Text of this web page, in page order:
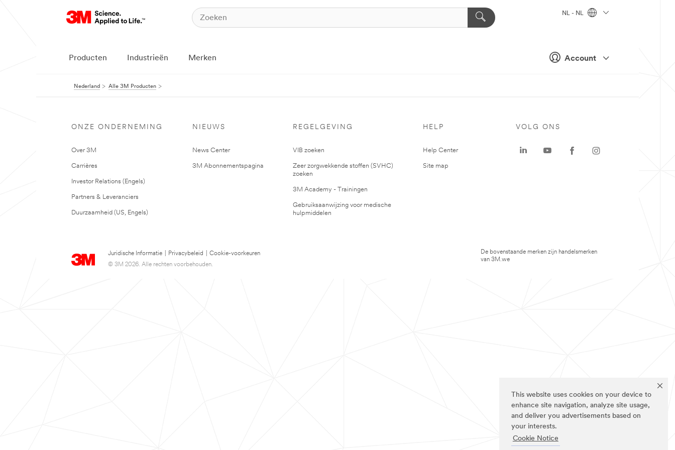
This website uses cookies on your device to
enhance site navigation, analyze site usage,
and deliver you advertisements based on
your interests.
Cookie Notice
Account
NL - NL
Producten Industrieën Merken
Nederland Alle 3M Producten
ONZE ONDERNEMING
Over 3M
Carrières
Investor Relations (Engels)
Partners & Leveranciers
Duurzaamheid (US, Engels)
NIEUWS
News Center
3M Abonnementspagina
REGELGEVING
VIB zoeken
Zeer zorgwekkende stoffen (SVHC)
zoeken
3M Academy - Trainingen
Gebruiksaanwijzing voor medische
hulpmiddelen
HELP
Help Center
Site map
Juridische Informatie Privacybeleid
Cookie-voorkeuren
© 3M 2026. Alle rechten voorbehouden.
VOLG ONS
De bovenstaande merken zijn handelsmerken
van 3M.we